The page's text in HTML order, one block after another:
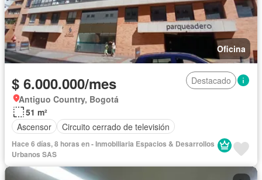
Oficina
$ 6.000.000/mes
Destacado
Antiguo Country, Bogotá
51 m²
Ascensor
Circuito cerrado de televisión
Hace 6 días, 8 horas en - Inmobiliaria Espacios & Desarrollos
Urbanos SAS